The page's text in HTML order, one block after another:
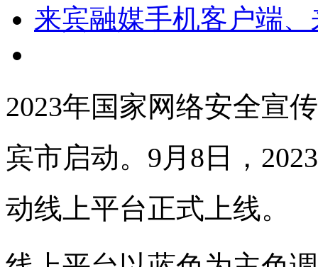
来宾融媒手机客户端
2023年国家网络安全宣
宾市启动。9月8日，
动线上平台正式上线。